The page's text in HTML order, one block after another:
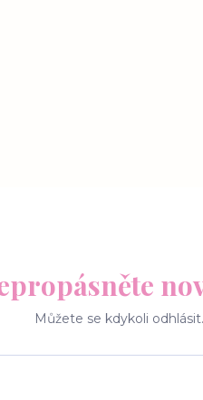
Můžete se kdykoli